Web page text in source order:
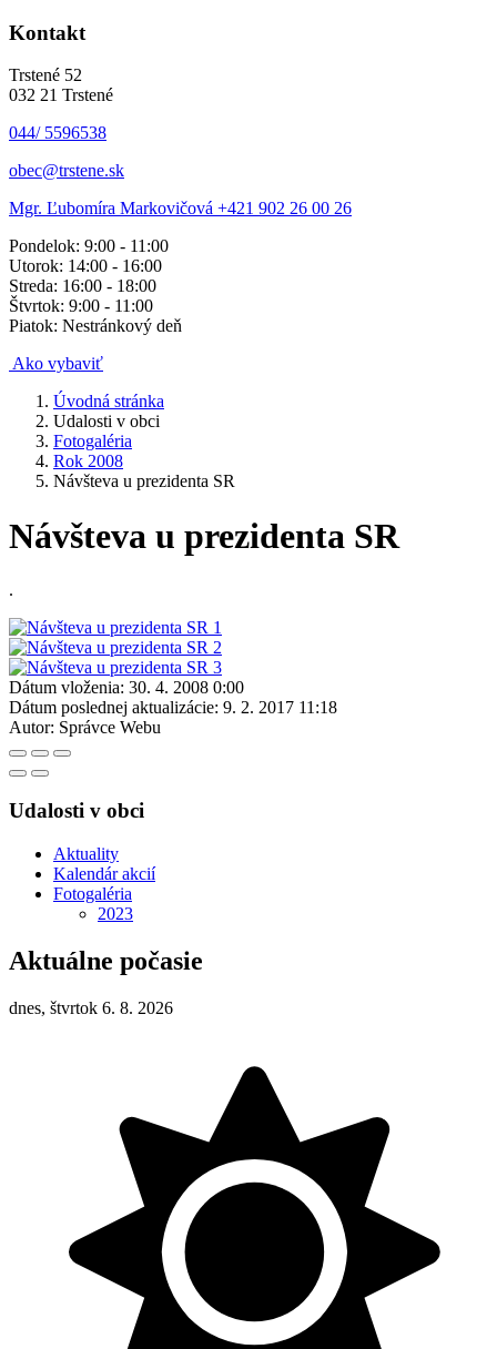
Kontakt
Trstené 52
032 21 Trstené
044/ 5596538
obec@trstene.sk
Mgr. Ľubomíra Markovičová +421 902 26 00 26
Pondelok: 9:00 - 11:00
Utorok: 14:00 - 16:00
Streda: 16:00 - 18:00
Štvrtok: 9:00 - 11:00
Piatok: Nestránkový deň
Ako vybaviť
Úvodná stránka
Udalosti v obci
Fotogaléria
Rok 2008
Návšteva u prezidenta SR
Návšteva u prezidenta SR
.
Dátum vloženia: 30. 4. 2008 0:00
Dátum poslednej aktualizácie: 9. 2. 2017 11:18
Autor: Správce Webu
Udalosti v obci
Aktuality
Kalendár akcií
Fotogaléria
2023
Aktuálne počasie
dnes, štvrtok 6. 8. 2026